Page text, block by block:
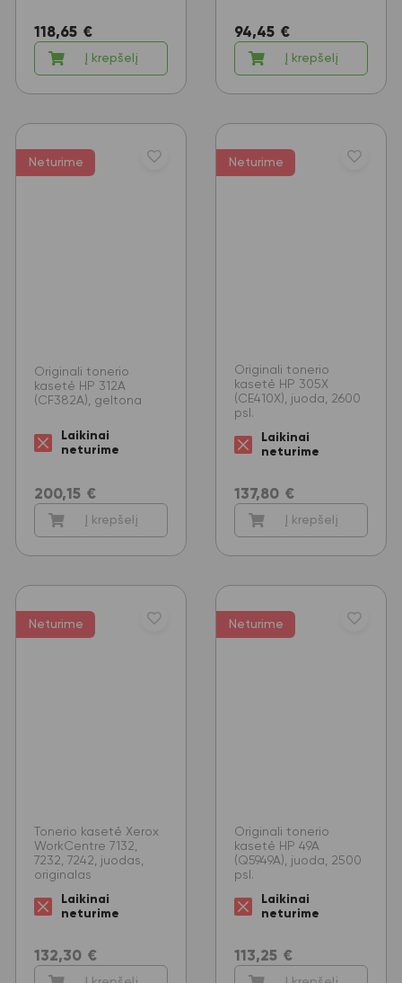
118,65 €
Į krepšelį
94,45 €
Į krepšelį
Neturime
Originali tonerio
kasetė HP 312A
(CF382A), geltona
Laikinai
neturime
200,15 €
Į krepšelį
Neturime
Originali tonerio
kasetė HP 305X
(CE410X), juoda, 2600
psl.
Laikinai
neturime
137,80 €
Į krepšelį
Neturime
Tonerio kasetė Xerox
WorkCentre 7132,
7232, 7242, juodas,
originalas
Laikinai
neturime
132,30 €
Neturime
Originali tonerio
kasetė HP 49A
(Q5949A), juoda, 2500
psl.
Laikinai
neturime
113,25 €